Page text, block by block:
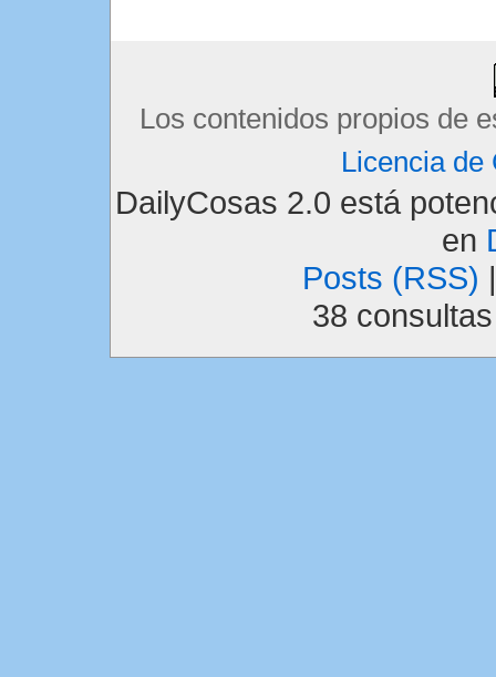
Los contenidos propios de
Licencia de
DailyCosas 2.0 está
en
Posts (RSS)
38